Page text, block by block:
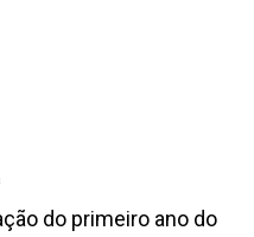
do primeiro ano do